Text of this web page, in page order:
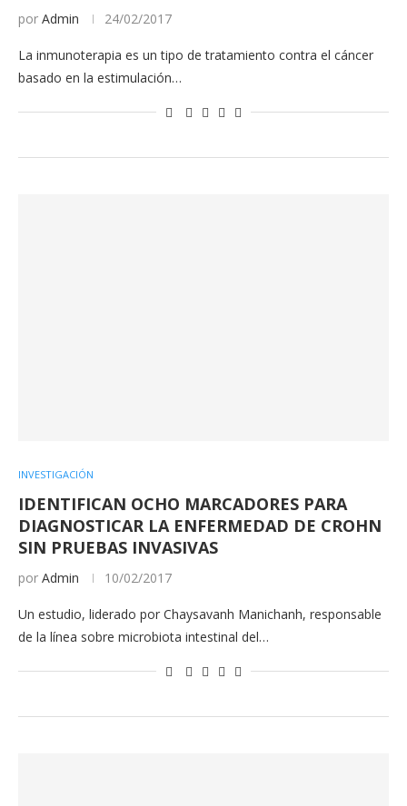
por Admin 24/02/2017
La inmunoterapia es un tipo de tratamiento contra el cáncer
basado en la estimulación…
INVESTIGACIÓN
IDENTIFICAN OCHO MARCADORES PARA
DIAGNOSTICAR LA ENFERMEDAD DE CROHN
SIN PRUEBAS INVASIVAS
por Admin 10/02/2017
Un estudio, liderado por Chaysavanh Manichanh, responsable
de la línea sobre microbiota intestinal del…